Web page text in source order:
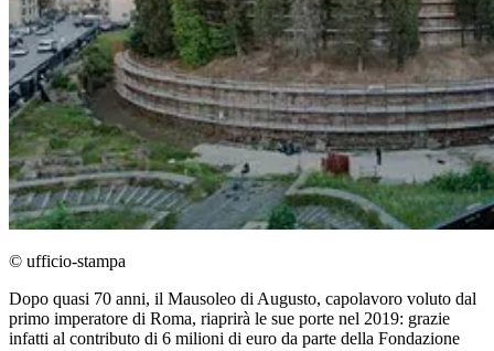
© ufficio-stampa
Dopo quasi 70 anni, il Mausoleo di Augusto, capolavoro voluto dal
primo imperatore di Roma, riaprirà le sue porte nel 2019: grazie
infatti al contributo di 6 milioni di euro da parte della Fondazione